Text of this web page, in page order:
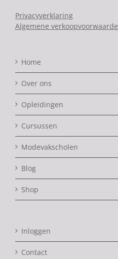
Privacyverklaring
Algemene
Home
Over ons
Opleidingen
Cursussen
Modevakscholen
Blog
Shop
Inloggen
Contact